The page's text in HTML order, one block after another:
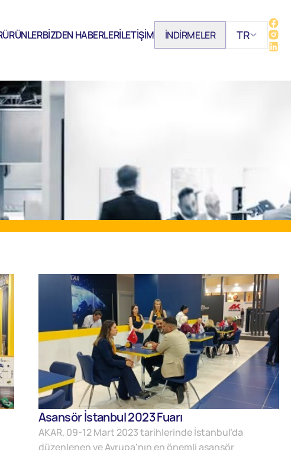
ÜRÜNLERBİZDEN HABERLERİLETİŞİM İNDİRMELER TR
Asansör İstanbul 2023 Fuarı
AKAR, 09-12 Mart 2023 tarihlerinde İstanbul’da
düzenlenen ve Avrupa'nın en önemli asansör